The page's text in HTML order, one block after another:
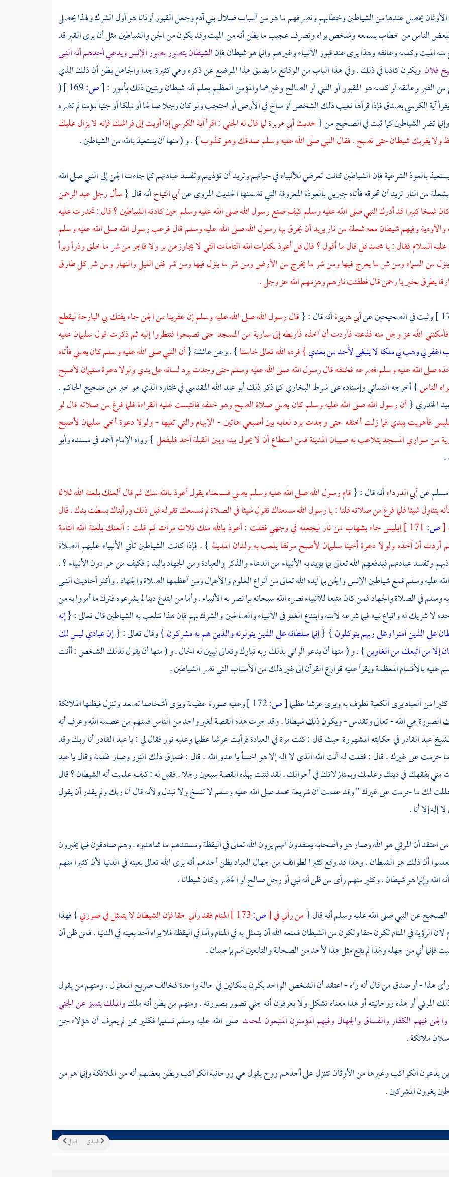
يحصل عندها من الشياطين وخطابهم وتصرفهم ما هو من أسباب ضلال بنيآدموجعل القبور أوثانا هو أول الشرك ولهذا يحصل
لبعض الناس من خطاب يسمعه وشخص يراه وتصرف عجيب ما يظن أنه من الميت وقد يكون من الجن والشياطين مثل أن يرى القبر قد
الميت وكلمه وعانقه وهذا يرى عند قبور الأنبياء وغيرهم وإنما هو شيطان فإنالشيطان يتصور بصور الإنس ويدعي أحدهم أنه النبي
فلان ويكون كاذبا في ذلك . وفي هذا الباب من الوقائع ما يضيق هذا الموضع عن ذكره وهي كثيرة جدا والجاهل يظن أن ذلك الذي
القبر وعانقه أو كلمه هو المقبور أو النبي أو الصالح وغيرهما والمؤمن العظيم يعلم أنه شيطان ويتبين ذلك بأمور :[ص:
(
آية الكرسي بصدق فإذا قرأها تغيب ذلك الشخص أو ساخ في الأرض أو احتجب ولو كان رجلا صالحا أو ملكا أو جنيا مؤمنا لم تضره
تضر الشياطين كما ثبت في الصحيح من {حديثأبي هريرةلما قال له الجني : اقرأ آية الكرسي إذا أويت إلى فراشك فإنه لا يزال عليك
ولا يقربك شيطان حتى تصبح . فقال النبي صلى الله عليه وسلم صدقك وهو كذوب} . و ( منها أن يستعيذ بالله من الشياطين .
بالعوذ الشرعية فإن الشياطين كانت تعرض للأنبياء في حياتهم وتريد أن تؤذيهم وتفسد عبادتهم كما جاءت الجن إلى النبي صلى الله
من النار تريد أن تحرقه فأتاهجبريلبالعوذة المعروفة التي تضمنها الحديث المروي عنأبي التياحأنه قال {سأل رجلعبد الرحمن
شيخا كبيرا قد أدرك النبي صلى الله عليه وسلم كيف صنع رسول الله صلى الله عليه وسلم حين كادته الشياطين ؟ قال : تحدرت عليه
وفيهم شيطان معه شعلة من نار يريد أن يحرق بها رسول الله صلى الله عليه وسلم قال فرعب رسول الله صلى الله عليه وسلم
عليه السلام فقال : يامحمدقل قال ما أقول ؟ قال قل أعوذ بكلمات الله التامات التي لا يجاوزهن بر ولا فاجر من شر ما خلق وذرأ وبرأ
من السماء ومن شر ما يعرج فيها ومن شر ما يخرج من الأرض ومن شر ما ينزل فيها ومن شر فتن الليل والنهار ومن شر كل طارق
يطرق بخير يا رحمن قال فطفئت نارهم وهزمهم الله عز وجل .
وثبت في الصحيحين عنأبي هريرةأنه قال : {قال رسول الله صلى الله عليه وسلم إن عفريتا من الجن جاء يفتك بي البارحة ليقطع
الله عز وجل منه فذعته فأردت أن آخذه فأربطه إلى سارية من المسجد حتى تصبحوا فتنظروا إليه ثم ذكرت قولسليمانعليه
اغفر لي وهب لي ملكا لا ينبغي لأحد من بعدي} فرده الله تعالى خاسئا} . وعنعائشة{أن النبي صلى الله عليه وسلم كان يصلي فأتاه
صلى الله عليه وسلم فصرعه فخنقه قال رسول الله صلى الله عليه وسلم حتى وجدت برد لسانه على يدي ولولا دعوةسليمانلأصبح
الناس} أخرجهالنسائيوإسناده على شرطالبخاريكما ذكر ذلكأبو عبد الله المقدسيفي مختاره الذي هو خير من صحيحالحاكم.
الخدري{أن رسول الله صلى الله عليه وسلم كان يصلي صلاة الصبح وهو خلفه فالتبست عليه القراءة فلما فرغ من صلاته قال لو
فأهويت بيدي فما زلت أخنقه حتى وجدت برد لعابه بين أصبعي هاتين - الإبهام والتي تليها - ولولا دعوة أخيسليمانلأصبح
من سواري المسجد يتلاعب به صبيانالمدينةفمن استطاع أن لا يحول بينه وبين القبلة أحد فليفعل} رواه الإمامأحمدفي مسندهوأبو
.
مسلمعنأبي الدرداءأنه قال : {قام رسول الله صلى الله عليه وسلم يصلي فسمعناه يقول أعوذ بالله منك ثم قال ألعنك بلعنة الله ثلاثا
يتناول شيئا فلما فرغ من صلاته قلنا : يا رسول الله سمعناك تقول شيئا في الصلاة لم نسمعك تقوله قبل ذلك ورأيناك بسطت يدك . قال
[ص:
إبليس جاء بشهاب من نار ليجعله في وجهي فقلت : أعوذ بالله منك ثلاث مرات ثم قلت : ألعنك بلعنة الله التامة
أردت أن آخذه ولولا دعوة أخيناسليمان لأصبح موثقا يلعب به ولدانالمدينة } . فإذا كانت الشياطين تأتي الأنبياء عليهم الصلاة
وتفسد عبادتهم فيدفعهم الله تعالى بما يؤيد به الأنبياء من الدعاء والذكر والعبادة ومن الجهاد باليد ; فكيف من هو دون الأنبياء ؟ .
عليه وسلم قمع شياطين الإنس والجن بما أيده الله تعالى من أنواع العلوم والأعمال ومن أعظمها الصلاة والجهاد . وأكثر أحاديث النبي
وسلم في الصلاة والجهاد فمن كان متبعا للأنبياء نصره الله سبحانه بما نصر به الأنبياء . وأما من ابتدع دينا لم يشرعوه فترك ما أمروا به من
لا شريك له واتباع نبيه فيما شرعه لأمته وابتدع الغلو في الأنبياء والصالحين والشرك بهم فإن هذا تتلعب به الشياطين قال تعالى : {إنه
على الذين آمنوا وعلى ربهم يتوكلون} {إنما سلطانه على الذين يتولونه والذين هم به مشركون} وقال تعالى : {إن عبادي ليس لك
إلا من اتبعك من الغاوين} . و ( منها أن يدعو الرائي بذلك ربه تبارك وتعالى ليبين له الحال . و ( منها أن يقول لذلك الشخص : أأنت
عليه بالأقسام المعظمة ويقرأ عليه قوارع القرآن إلى غير ذلك من الأسباب التي تضر الشياطين .
من العباد يرىالكعبةتطوف به ويرى عرشا عظيما[ص:
وعليه صورة عظيمة ويرى أشخاصا تصعد وتنزل فيظنها الملائكة
الصورة هي الله - تعالى وتقدس - ويكون ذلك شيطانا . وقد جرت هذه القصة لغير واحد من الناس فمنهم من عصمه الله وعرف أنه
عبد القادرفي حكايته المشهورة حيث قال : كنت مرة في العبادة فرأيت عرشا عظيما وعليه نور فقال لي : ياعبد القادرأنا ربك وقد
على غيرك . قال : فقلت له أنت الله الذي لا إله إلا هو اخسأ يا عدو الله . قال : فتمزق ذلك النور وصار ظلمة وقال ياعبد
بفقهك في دينك وعلمك وبمنازلاتك في أحوالك . لقد فتنت بهذه القصة سبعين رجلا . فقيل له : كيف علمت أنه الشيطان ؟ قال
لك ما حرمت على غيرك " وقد علمت أن شريعةمحمدصلى الله عليه وسلم لا تنسخ ولا تبدل ولأنه قال أنا ربك ولم يقدر أن يقول
إله إلا أنا .
اعتقد أن المرئي هو الله وصار هو وأصحابه يعتقدون أنهم يرون الله تعالى في اليقظة ومستندهم ما شاهدوه . وهم صادقون فيما يخبرون
أن ذلك هو الشيطان . وهذا قد وقع كثيرا لطوائف من جهال العباد يظن أحدهم أنه يرى الله تعالى بعينه في الدنيا لأن كثيرا منهم
الله وإنما هو شيطان . وكثير منهم رأى من ظن أنه نبي أو رجل صالح أوالخضروكان شيطانا .
عن النبي صلى الله عليه وسلم أنه قال {من رآني في[ص: المنام فقد رآني حقا فإن الشيطان لا يتمثل في صورتي} فهذا
لأن الرؤية في المنام تكون حقا وتكون من الشيطان فمنعه الله أن يتمثل به في المنام وأما في اليقظة فلا يراه أحد بعينه في الدنيا . فمن ظن أن
فإنما أتي من جهله ولهذا لم يقع مثل هذا لأحد من الصحابة والتابعين لهم بإحسان .
هذا - أو صدق من قال أنه رآه - اعتقد أن الشخص الواحد يكون بمكانين في حالة واحدة فخالف صريح المعقول . ومنهم من يقول
المرئي أو هذه روحانيته أو هذا معناه تشكل ولا يعرفون أنه جني تصور بصورته . ومنهم من يظن أنه ملكوالملك يتميز عن الجني
فيهم الكفار والفساق والجهال وفيهم المؤمنون المتبعونلمحمد صلى الله عليه وسلم تسليما فكثير ممن لم يعرف أن هؤلاء جن
ملائكة .
يدعون الكواكب وغيرها من الأوثان تتنزل على أحدهم روح يقول هي روحانية الكواكب ويظن بعضهم أنه من الملائكة وإنما هو من
يغوون المشركين .
التالي السابق